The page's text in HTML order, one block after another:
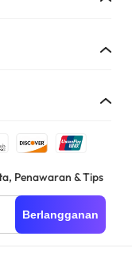
Penawaran & Tips
Berlangganan